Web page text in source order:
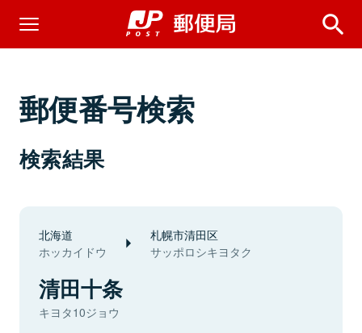
郵便番号検索
検索結果
北海道
ホッカイドウ
札幌市清田区
サッポロシキヨタク
清田十条
キヨタ10ジョウ